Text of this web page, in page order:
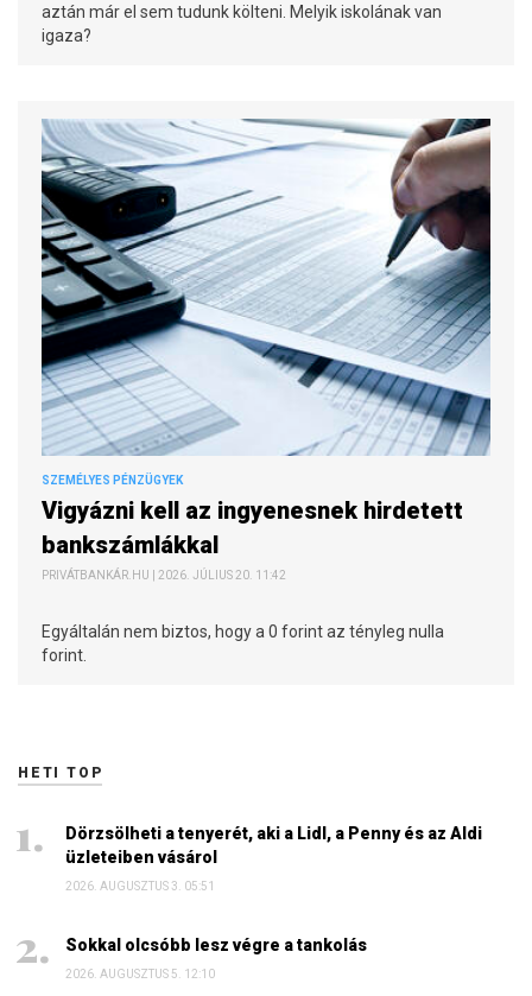
aztán már el sem tudunk költeni. Melyik iskolának van
igaza?
SZEMÉLYES PÉNZÜGYEK
Vigyázni kell az ingyenesnek hirdetett
bankszámlákkal
PRIVÁTBANKÁR.HU | 2026. JÚLIUS 20. 11:42
Egyáltalán nem biztos, hogy a 0 forint az tényleg nulla
forint.
HETI TOP
Dörzsölheti a tenyerét, aki a Lidl, a Penny és az Aldi
üzleteiben vásárol
2026. AUGUSZTUS 3. 05:51
Sokkal olcsóbb lesz végre a tankolás
2026. AUGUSZTUS 5. 12:10